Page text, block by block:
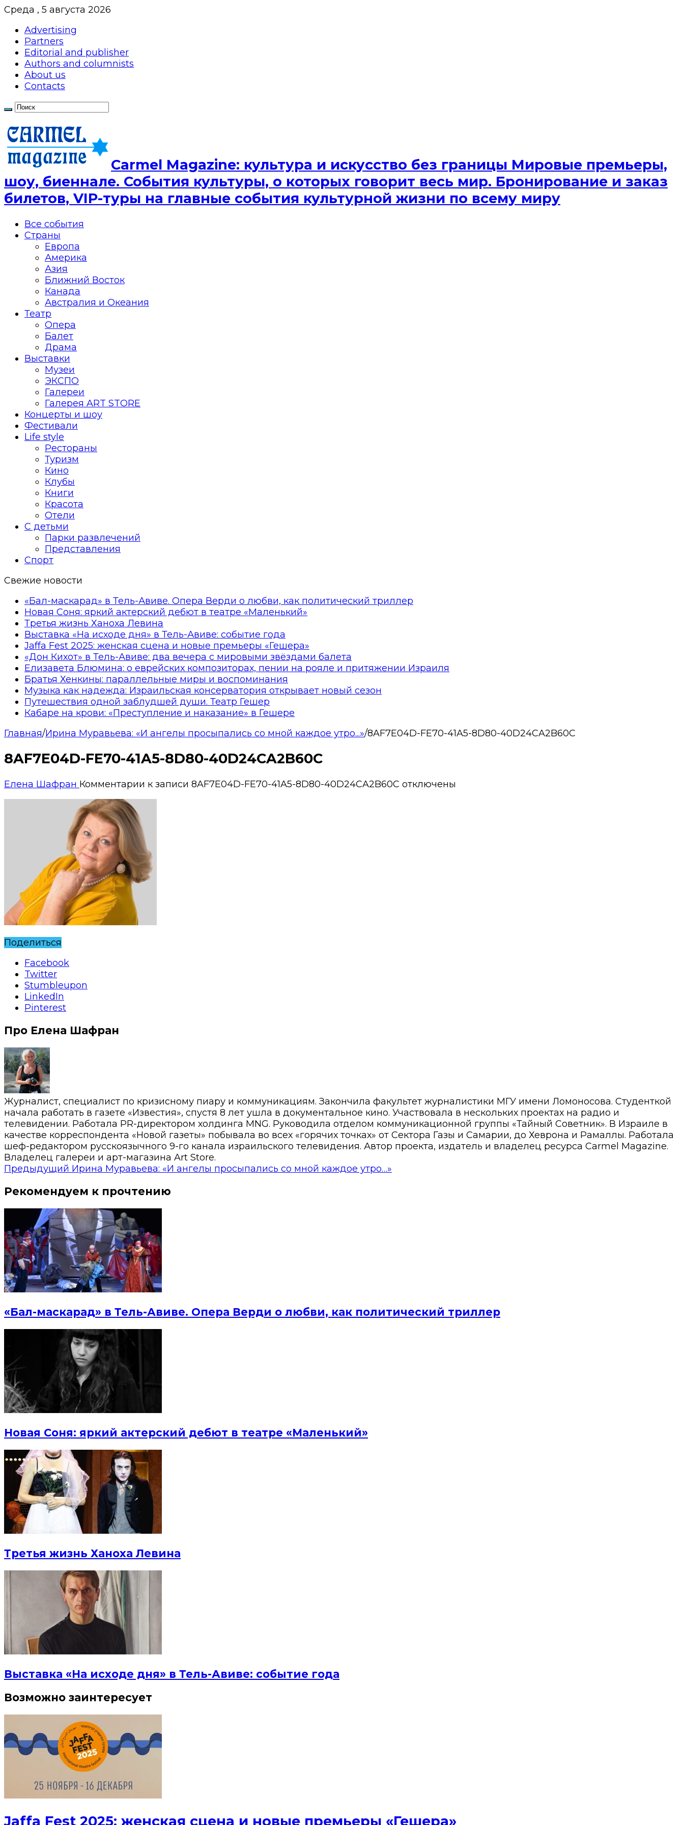
Среда , 5 августа 2026
Advertising
Partners
Editorial and publisher
Authors and columnists
About us
Contacts
Сarmel Magazine: культура и искусство без границы Мировые премьеры,
шоу, биеннале. События культуры, о которых говорит весь мир. Бронирование и заказ
билетов, VIP-туры на главные события культурной жизни по всему миру
Все события
Страны
Европа
Америка
Азия
Ближний Восток
Канада
Австралия и Океания
Театр
Опера
Балет
Драма
Выставки
Музеи
ЭКСПО
Галереи
Галерея ART STORE
Концерты и шоу
Фестивали
Life style
Рестораны
Туризм
Кино
Клубы
Книги
Красота
Отели
С детьми
Парки развлечений
Представления
Спорт
Свежие новости
«Бал-маскарад» в Тель-Авиве. Опера Верди о любви, как политический триллер
Новая Соня: яркий актерский дебют в театре «Маленький»
Третья жизнь Ханоха Левина
Выставка «На исходе дня» в Тель-Авиве: событие года
Jaffa Fest 2025: женская сцена и новые премьеры «Гешера»
«Дон Кихот» в Тель-Авиве: два вечера с мировыми звёздами балета
Елизавета Блюмина: о еврейских композиторах, пении на рояле и притяжении Израиля
Братья Хенкины: параллельные миры и воспоминания
Музыка как надежда: Израильская консерватория открывает новый сезон
Путешествия одной заблудшей души. Театр Гешер
Кабаре на крови: «Преступление и наказание» в Гешере
Главная/Ирина Муравьева: «И ангелы просыпались со мной каждое утро...»/8AF7E04D-FE70-41A5-8D80-40D24CA2B60C
8AF7E04D-FE70-41A5-8D80-40D24CA2B60C
Елена Шафран Комментарии к записи 8AF7E04D-FE70-41A5-8D80-40D24CA2B60C отключены
Поделиться
Facebook
Twitter
Stumbleupon
LinkedIn
Pinterest
Про Елена Шафран
Журналист, специалист по кризисному пиару и коммуникациям. Закончила факультет журналистики МГУ имени Ломоносова. Студенткой
начала работать в газете «Известия», спустя 8 лет ушла в документальное кино. Участвовала в нескольких проектах на радио и
телевидении. Работала PR-директором холдинга MNG. Руководила отделом коммуникационной группы «Тайный Советник». В Израиле в
качестве корреспондента «Новой газеты» побывала во всех «горячих точках» от Сектора Газы и Самарии, до Хеврона и Рамаллы. Работала
шеф-редактором русскоязычного 9-го канала израильского телевидения. Автор проекта, издатель и владелец ресурса Carmel Magazine.
Владелец галереи и арт-магазина Art Store.
Предыдущий Ирина Муравьева: «И ангелы просыпались со мной каждое утро…»
Рекомендуем к прочтению
«Бал-маскарад» в Тель-Авиве. Опера Верди о любви, как политический триллер
Новая Соня: яркий актерский дебют в театре «Маленький»
Третья жизнь Ханоха Левина
Выставка «На исходе дня» в Тель-Авиве: событие года
Возможно заинтересует
Jaffa Fest 2025: женская сцена и новые премьеры «Гешера»